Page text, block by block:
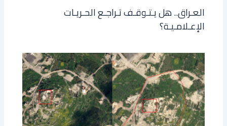
العـراق.. هل يـتـوقـف تـراجـع الحـريـات
الإعـلامـيـة؟